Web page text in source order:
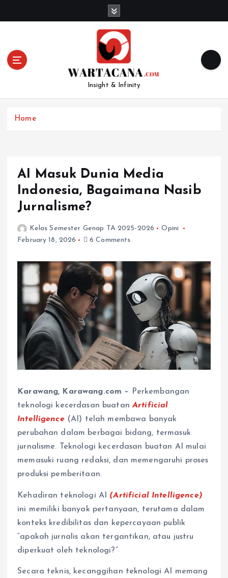
n
Insight & Infinity
Home
AI Masuk Dunia Media
Indonesia, Bagaimana Nasib
Jurnalisme?
Kelas Semester Genap TA 2025-2026
Opini
February 18, 2026
6 Comments
Karawang, Karawang.com –
Perkembangan
teknologi kecerdasan buatanArtificial
Intelligence (AI) telah membawa banyak
perubahan dalam berbagai bidang, termasuk
jurnalisme. Teknologi kecerdasan buatan AI mulai
memasuki ruang redaksi, dan memengaruhi proses
produksi pemberitaan.
Kehadiran teknologi AI
(Artificial Intelligence)
ini memiliki banyak pertanyaan, terutama dalam
konteks kredibilitas dan kepercayaan publik
“apakah jurnalis akan tergantikan, atau justru
diperkuat oleh teknologi?”
Secara teknis, kecanggihan teknologi AI memang